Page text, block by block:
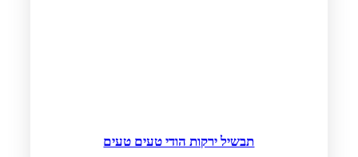
תבשיל ירקות הודי טעים טעים